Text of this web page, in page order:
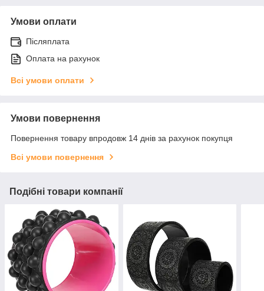
Умови оплати
Післяплата
Оплата на рахунок
Всі умови оплати
Умови повернення
Повернення товару впродовж 14 днів за рахунок покупця
Всі умови повернення
Подібні товари компанії